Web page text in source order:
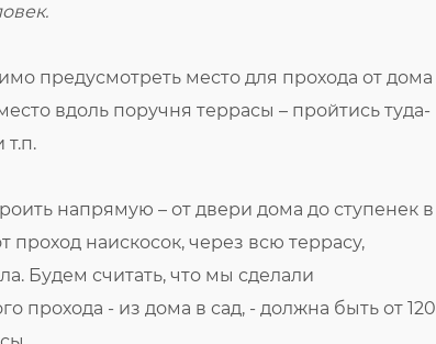
предусмотреть место для прохода от дома
вдоль поручня террасы – пройтись туда-
т.п.
напрямую – от двери дома до ступенек в
проход наискосок, через всю террасу,
Будем считать, что мы сделали
прохода - из дома в сад, - должна быть от 120